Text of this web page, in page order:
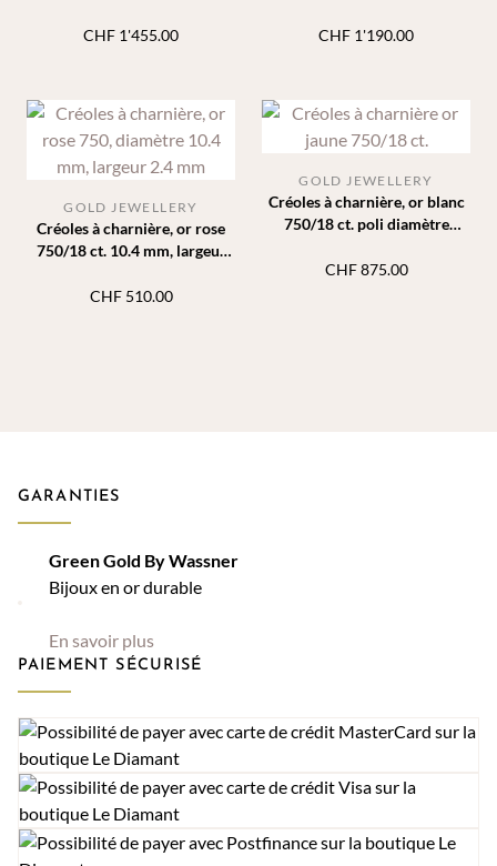
CHF 1'455.00 CHF 1'190.00
Créoles à charnière, or rose
750/18 ct. 10.4 mm, largeur
GOLD JEWELLERY
CHF510.00
Créoles à charnière, or blanc
750/18 ct. poli diamètre
GOLD JEWELLERY
CHF875.00
GARANTIES
Green Gold By Wassner
Bijoux en or durable
En savoir plus
PAIEMENT SÉCURISÉ